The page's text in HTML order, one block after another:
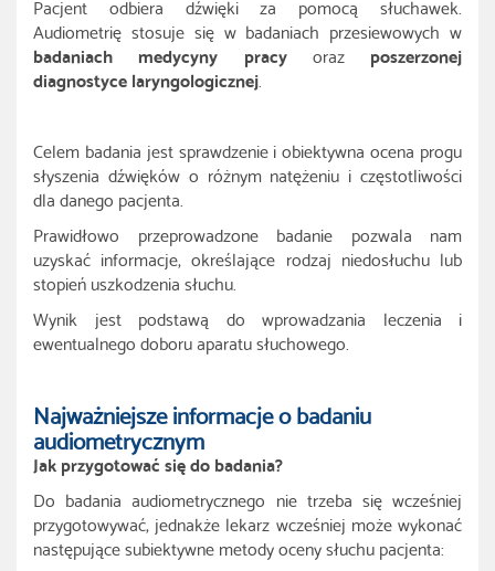
Audiometrię stosuje się w badaniach przesiewowych w
badaniach medycyny pracyoraz poszerzonej
diagnostyce laryngologicznej.
Celem badania jest sprawdzenie i obiektywna ocena progu
słyszenia dźwięków o różnym natężeniu i częstotliwości
dla danego pacjenta.
Prawidłowo przeprowadzone badanie pozwala nam
uzyskać informacje, określające rodzaj niedosłuchu lub
stopień uszkodzenia słuchu.
Wynik jest podstawą do wprowadzania leczenia i
ewentualnego doboru aparatu słuchowego.
Najważniejsze informacje o badaniu
audiometrycznym
Jak przygotować się do badania?
Do badania audiometrycznego nie trzeba się wcześniej
przygotowywać, jednakże lekarz wcześniej może wykonać
następujące subiektywne metody oceny słuchu pacjenta: